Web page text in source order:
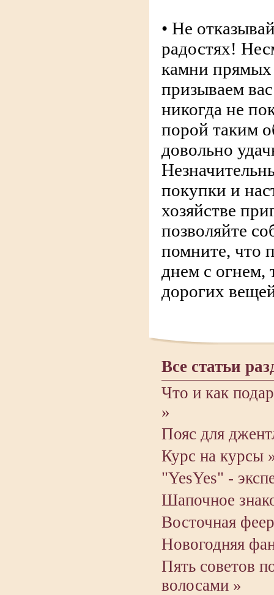
• Не
радостях!
камни
призываем
никогда не
порой таким
довольно
покупки и
хозяйстве
позволяйте
помните, что
днем с огнем,
дорогих
Все статьи
Что и как
»
Пояс для
Курс на курсы
"YesYes" -
Шапочное
Восточная
Новогодняя
Пять советов
волосами »